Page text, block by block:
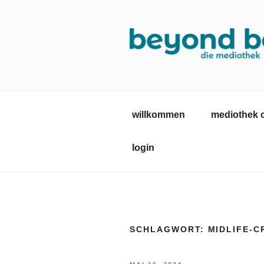
willkommen mediothek
login
SCHLAGWORT: MIDLIFE-